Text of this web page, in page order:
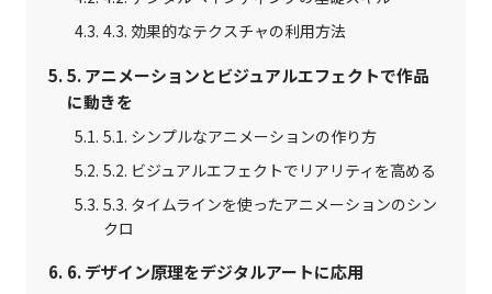
4.3. 効果的なテクスチャの利用方法
5. アニメーションとビジュアルエフェクトで作品
に動きを
5.1. シンプルなアニメーションの作り方
5.2. ビジュアルエフェクトでリアリティを高める
5.3. タイムラインを使ったアニメーションのシン
クロ
6. デザイン原理をデジタルアートに応用